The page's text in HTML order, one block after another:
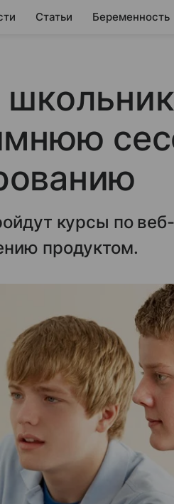
Статьи Беременность
курсы по
продуктом.